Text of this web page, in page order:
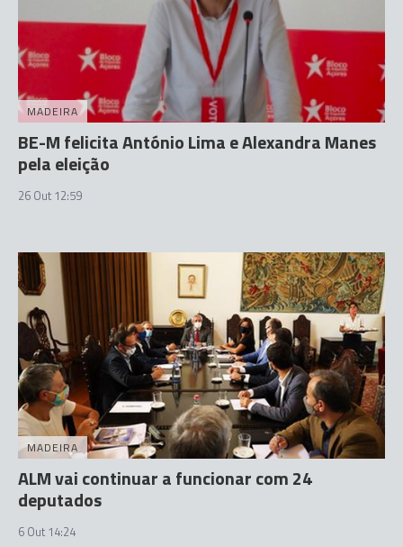
MADEIRA
BE-M felicita António Lima e Alexandra Manes
pela eleição
26 Out 12:59
MADEIRA
ALM vai continuar a funcionar com 24
deputados
6 Out 14:24